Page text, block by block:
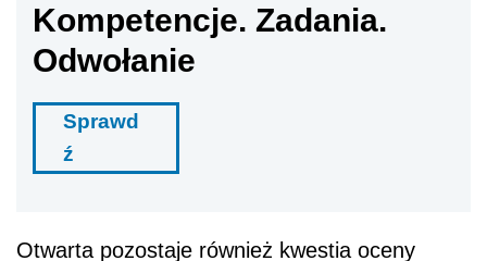
Kompetencje. Zadania.
Odwołanie
Sprawd
ź
Otwarta pozostaje również kwestia oceny